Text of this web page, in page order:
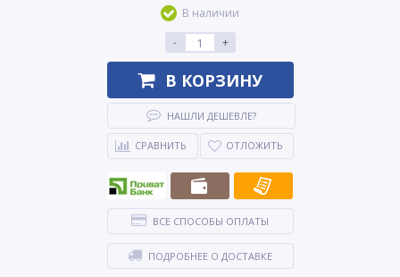
В наличии
-
+
В КОРЗИНУ
НАШЛИ ДЕШЕВЛЕ?
СРАВНИТЬ ОТЛОЖИТЬ
ВСЕ СПОСОБЫ ОПЛАТЫ
ПОДРОБНЕЕ О ДОСТАВКЕ